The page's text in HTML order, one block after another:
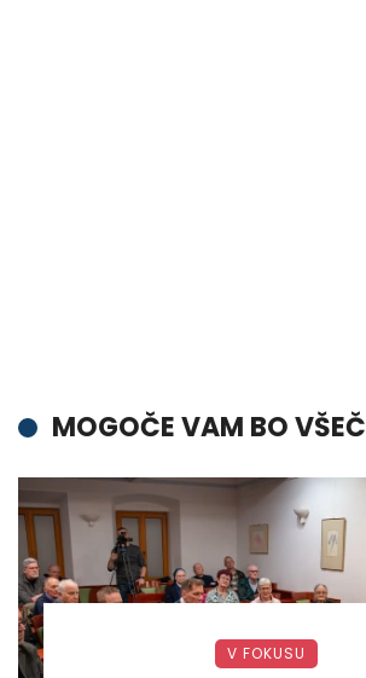
MOGOČE VAM BO VŠEČ
V FOKUSU